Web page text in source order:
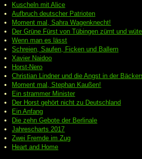
Kuscheln mit Alice
Aufbruch deutscher Patrioten
Moment mal, Sahra Wagenknecht!
Der Grüne Fürst von Tübingen zürnt und
Wenn man es lässt
Schreien, Saufen, Ficken und Ballern
Xavier Naidoo
Horst-Nero
Christian Lindner und die Angst in der
Moment mal, Stephan Kaußen!
Ein strammer Minister
Der Horst gehört nicht zu Deutschland
Ein Anfang
Die zehn Gebote der Berlinale
Jahrescharts 2017
Zwei Fremde im Zug
Heart and Home